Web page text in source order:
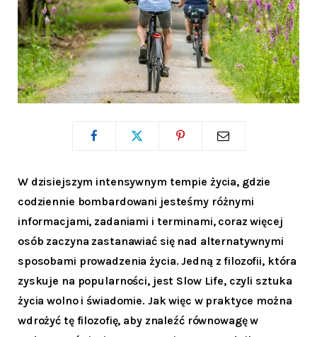
W dzisiejszym intensywnym tempie życia, gdzie
codziennie bombardowani jesteśmy różnymi
informacjami, zadaniami i terminami, coraz więcej
osób zaczyna zastanawiać się nad alternatywnymi
sposobami prowadzenia życia. Jedną z filozofii, która
zyskuje na popularności, jest Slow Life, czyli sztuka
życia wolno i świadomie. Jak więc w praktyce można
wdrożyć tę filozofię, aby znaleźć równowagę w